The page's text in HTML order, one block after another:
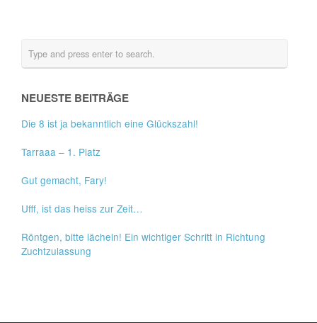
NEUESTE BEITRÄGE
Die 8 ist ja bekanntlich eine Glückszahl!
Tarraaa – 1. Platz
Gut gemacht, Fary!
Ufff, ist das heiss zur Zeit…
Röntgen, bitte lächeln! Ein wichtiger Schritt in Richtung
Zuchtzulassung